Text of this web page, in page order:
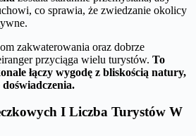
co sprawia, że zwiedzanie okolicy
zakwaterowania oraz dobrze
przyciąga wielu turystów. To
łączy wygodę z bliskością natury,
I Liczba Turystów W